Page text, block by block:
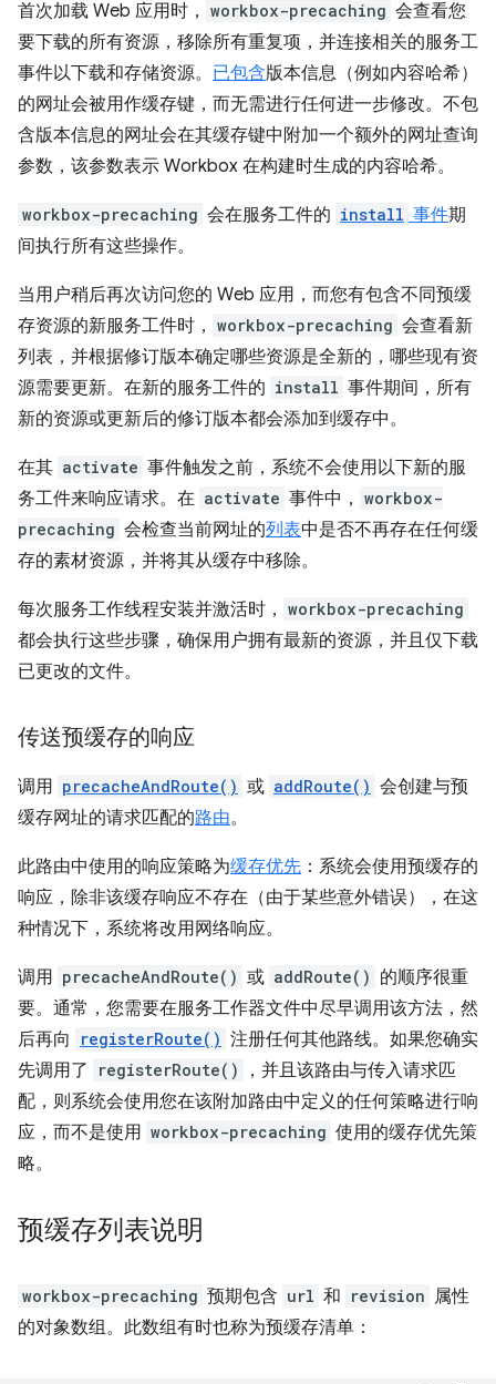
首次加载 Web 应用时， workbox-precaching 会查看您
要下载的所有资源，移除所有重复项，并连接相关的服务工
事件以下载和存储资源。 已包含版本信息（例如内容哈希）
的网址会被用作缓存键，而无需进行任何进一步修改。不包
含版本信息的网址会在其缓存键中附加一个额外的网址查询
参数，该参数表示 Workbox 在构建时生成的内容哈希。
workbox-precaching 会在服务工件的 install 事件期
间执行所有这些操作。
当用户稍后再次访问您的 Web 应用，而您有包含不同预缓
存资源的新服务工件时， workbox-precaching 会查看新
列表，并根据修订版本确定哪些资源是全新的，哪些现有资
源需要更新。在新的服务工件的 install 事件期间，所有
新的资源或更新后的修订版本都会添加到缓存中。
在其 activate 事件触发之前，系统不会使用以下新的服
务工件来响应请求。在 activate 事件中， workbox-
precaching 会检查当前网址的列表中是否不再存在任何缓
存的素材资源，并将其从缓存中移除。
每次服务工作线程安装并激活时， workbox-precaching
都会执行这些步骤，确保用户拥有最新的资源，并且仅下载
已更改的文件。
传送预缓存的响应
调用 precacheAndRoute() 或 addRoute() 会创建与预
缓存网址的请求匹配的路由。
此路由中使用的响应策略为缓存优先 ：系统会使用预缓存的
响应，除非该缓存响应不存在（由于某些意外错误），在这
种情况下，系统将改用网络响应。
调用 precacheAndRoute() 或 addRoute() 的顺序很重
要。通常，您需要在服务工作器文件中尽早调用该方法，然
后再向
registerRoute() 注册任何其他路线。如果您确实
先调用了
registerRoute()
，并且该路由与传入请求匹
配，则系统会使用您在该附加路由中定义的任何策略进行响
应，而不是使用 workbox-precaching 使用的缓存优先策
略。
预缓存列表说明
workbox-precaching 预期包含 url 和 revision 属性
的对象数组。此数组有时也称为预缓存清单：